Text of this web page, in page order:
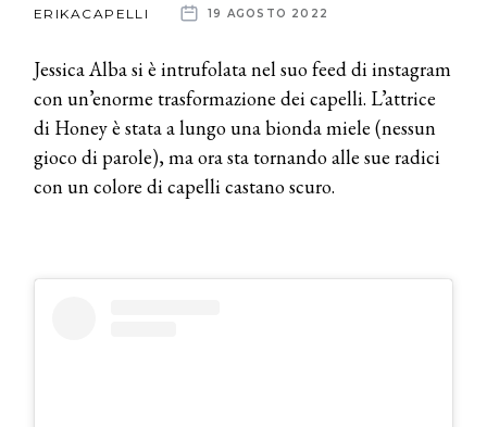
ERIKACAPELLI 19 AGOSTO 2022
Jessica Alba si è intrufolata nel suo feed di instagram
con un’enorme trasformazione dei capelli. L’attrice
di Honey è stata a lungo una bionda miele (nessun
gioco di parole), ma ora sta tornando alle sue radici
con un colore di capelli castano scuro.